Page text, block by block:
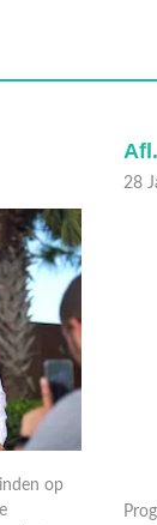
op
28